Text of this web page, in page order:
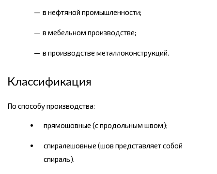
в нефтяной промышленности;
в мебельном производстве;
в производстве металлоконструкций.
Классификация
По способу производства:
прямошовные (с продольным швом);
спиралешовные (шов представляет собой
спираль).